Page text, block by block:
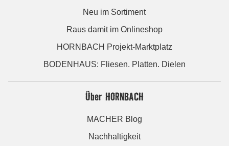
Neu im Sortiment
Raus damit im Onlineshop
HORNBACH Projekt-Marktplatz
BODENHAUS: Fliesen. Platten. Dielen
Über HORNBACH
MACHER Blog
Nachhaltigkeit